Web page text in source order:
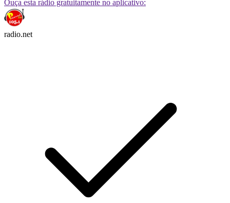
Ouça esta rádio gratuitamente no aplicativo:
radio.net